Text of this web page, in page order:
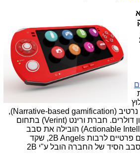
(Narrative-based gamification)
,
Verint) בתחום
Actionable) הובילה את סבב
פרטיים לרבות 2B Angels, שקד
סבב הסיד של החברה הובל ע"י 2B